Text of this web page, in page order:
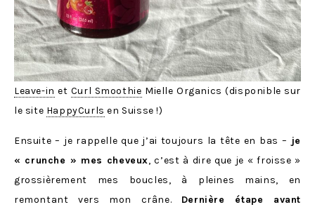
Leave-in et Curl Smoothie Mielle Organics (disponible sur
le site HappyCurls en Suisse !)
Ensuite – je rappelle que j’ai toujours la tête en bas – je
« crunche » mes cheveux, c’est à dire que je « froisse »
grossièrement mes boucles, à pleines mains, en
remontant vers mon crâne. Dernière étape avant